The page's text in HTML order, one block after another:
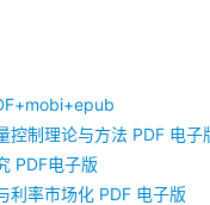
控制理论与方法 PDF 电子
PDF电子版
利率市场化 PDF 电子版